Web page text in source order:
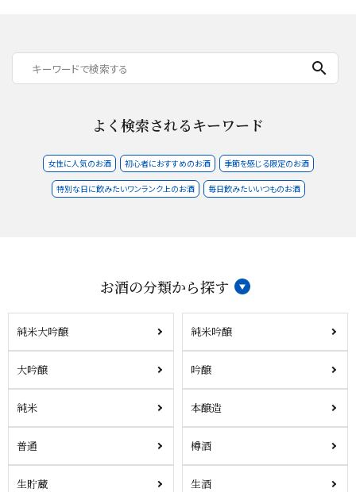
search
よく検索されるキーワード
女性に人気のお酒 初心者におすすめのお酒 季節を感じる限定のお酒
特別な日に飲みたいワンランク上のお酒 毎日飲みたいいつものお酒
お酒の分類から探す
純米大吟醸 純米吟醸
大吟醸 吟醸
純米 本醸造
普通 樽酒
生貯蔵 生酒